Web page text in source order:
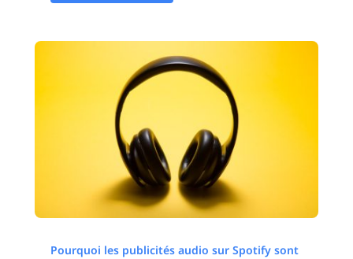
Pourquoi les publicités audio sur Spotify sont